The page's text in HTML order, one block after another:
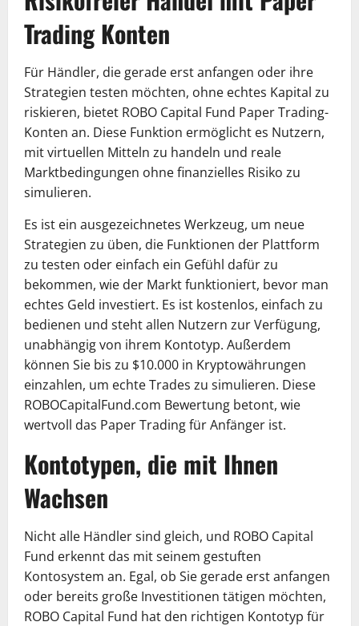
Trading Konten
Für Händler, die gerade erst anfangen oder ihre
Strategien testen möchten, ohne echtes Kapital zu
riskieren, bietet ROBO Capital Fund Paper Trading-
Konten an. Diese Funktion ermöglicht es Nutzern,
mit virtuellen Mitteln zu handeln und reale
Marktbedingungen ohne finanzielles Risiko zu
simulieren.
Es ist ein ausgezeichnetes Werkzeug, um neue
Strategien zu üben, die Funktionen der Plattform
zu testen oder einfach ein Gefühl dafür zu
bekommen, wie der Markt funktioniert, bevor man
echtes Geld investiert. Es ist kostenlos, einfach zu
bedienen und steht allen Nutzern zur Verfügung,
unabhängig von ihrem Kontotyp. Außerdem
können Sie bis zu $10.000 in Kryptowährungen
einzahlen, um echte Trades zu simulieren. Diese
ROBOCapitalFund.com Bewertung betont, wie
wertvoll das Paper Trading für Anfänger ist.
Kontotypen, die mit Ihnen
Wachsen
Nicht alle Händler sind gleich, und ROBO Capital
Fund erkennt das mit seinem gestuften
Kontosystem an. Egal, ob Sie gerade erst anfangen
oder bereits große Investitionen tätigen möchten,
ROBO Capital Fund hat den richtigen Kontotyp für